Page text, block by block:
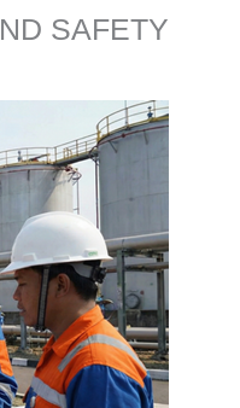
SAFETY